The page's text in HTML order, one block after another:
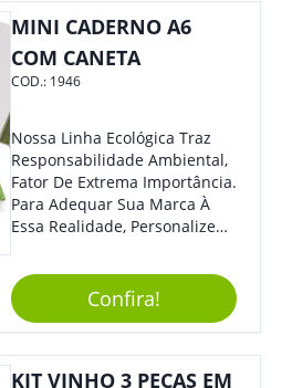
MINI CADERNO A6
COM CANETA
COD.: 1946
Nossa Linha Ecológica Traz
Responsabilidade Ambiental,
Fator De Extrema Importância.
Para Adequar Sua Marca À
Essa Realidade, Personalize
Anotações Com Post-It E
Caneta. Elaborado A Partir De
Material Reciclado, O Brinde
Também É Prático, Tornando-
Se Assim Excelente Para Uso
Cotidiano. Perfeito, Não É?!
Confira!
KIT VINHO 3 PEÇAS EM